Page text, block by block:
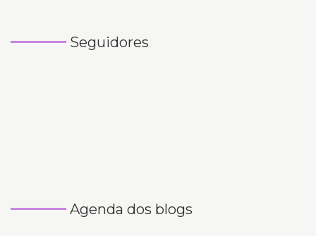
Seguidores
Agenda dos blogs